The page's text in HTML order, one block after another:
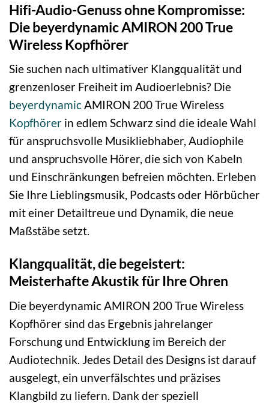
Hifi-Audio-Genuss ohne Kompromisse:
Die beyerdynamic AMIRON 200 True
Wireless Kopfhörer
Sie suchen nach ultimativer Klangqualität und
grenzenloser Freiheit im Audioerlebnis? Die
beyerdynamicAMIRON 200 True Wireless
Kopfhörer in edlem Schwarz sind die ideale Wahl
für anspruchsvolle Musikliebhaber, Audiophile
und anspruchsvolle Hörer, die sich von Kabeln
und Einschränkungen befreien möchten. Erleben
Sie Ihre Lieblingsmusik, Podcasts oder Hörbücher
mit einer Detailtreue und Dynamik, die neue
Maßstäbe setzt.
Klangqualität, die begeistert:
Meisterhafte Akustik für Ihre Ohren
Die beyerdynamic AMIRON 200 True Wireless
Kopfhörer sind das Ergebnis jahrelanger
Forschung und Entwicklung im Bereich der
Audiotechnik. Jedes Detail des Designs ist darauf
ausgelegt, ein unverfälschtes und präzises
Klangbild zu liefern. Dank der speziell